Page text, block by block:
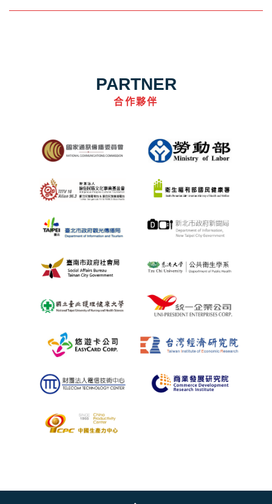
PARTNER
合作夥伴